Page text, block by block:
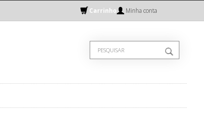
Carrinho Minha conta